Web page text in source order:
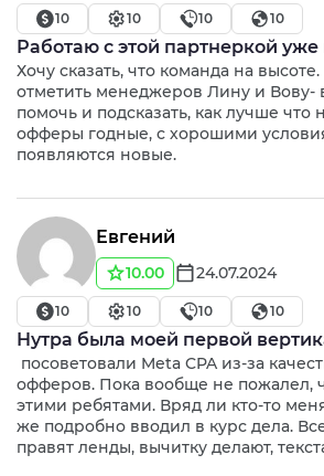
10 10 10 10
Работаю с этой партнеркой уже
Хочу сказать, что команда на
отметить менеджеров Лину и Вову-
помочь и подсказать, как лучше что
офферы годные, с хорошими
появляются новые.
Евгений
10.00 24.07.2024
10 10 10 10
Нутра была моей первой
посоветовали Meta CPA из-за
офферов. Пока вообще не пожалел,
этими ребятами. Вряд ли кто-то
же подробно вводил в курс дела.
правят ленды, вычитку делают,